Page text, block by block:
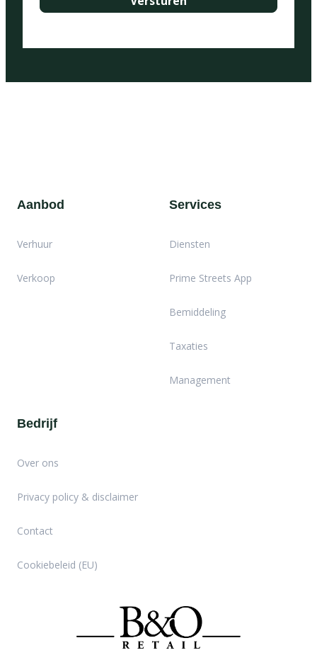
Aanbod
Verhuur
Verkoop
Services
Diensten
Prime Streets App
Bemiddeling
Taxaties
Management
Bedrijf
Over ons
Privacy policy & disclaimer
Contact
Cookiebeleid (EU)